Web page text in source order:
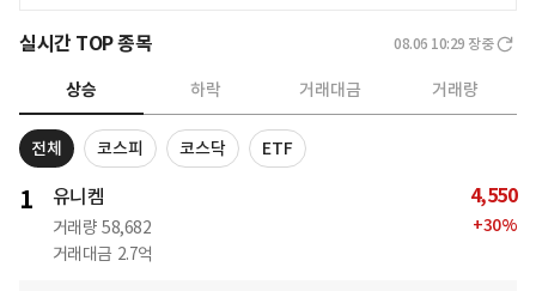
실시간 TOP 종목 08.06 10:29 장중
상승 하락 거래대금 거래량
전체 코스피 코스닥 ETF
1 유니켐
거래량 58,682
거래대금 2.7억
4,550
+30%